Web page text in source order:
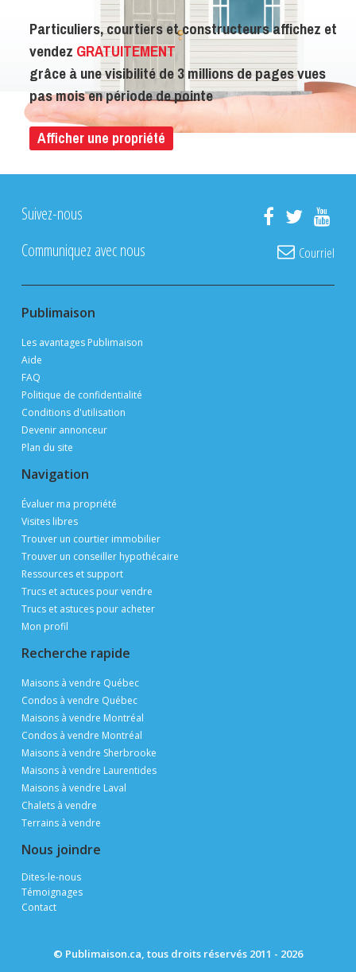
Particuliers, courtiers et constructeurs affichez et
vendez GRATUITEMENT
grâce à une visibilité de 3 millions de pages vues
pas mois en période de pointe
Afficher une propriété
Suivez-nous
Communiquez avec nous
Courriel
Publimaison
Les avantages Publimaison
Aide
FAQ
Politique de confidentialité
Conditions d'utilisation
Devenir annonceur
Plan du site
Navigation
Évaluer ma propriété
Visites libres
Trouver un courtier immobilier
Trouver un conseiller hypothécaire
Ressources et support
Trucs et actuces pour vendre
Trucs et astuces pour acheter
Mon profil
Recherche rapide
Maisons à vendre Québec
Condos à vendre Québec
Maisons à vendre Montréal
Condos à vendre Montréal
Maisons à vendre Sherbrooke
Maisons à vendre Laurentides
Maisons à vendre Laval
Chalets à vendre
Terrains à vendre
Nous joindre
Dites-le-nous
Témoignages
Contact
© Publimaison.ca, tous droits réservés 2011 - 2026